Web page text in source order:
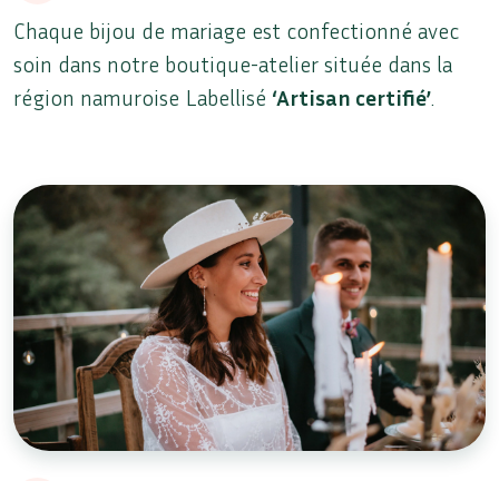
Chaque bijou de mariage est confectionné avec
soin dans notre boutique-atelier située dans la
région namuroise Labellisé ‘Artisan certifié’.